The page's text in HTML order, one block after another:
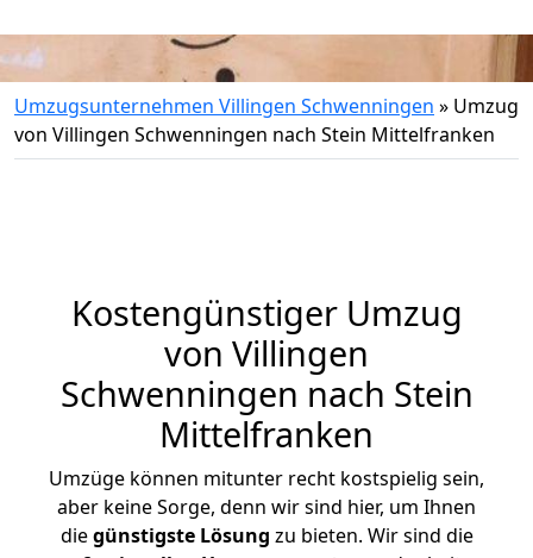
Umzugsunternehmen Villingen Schwenningen » Umzug
von Villingen Schwenningen nach Stein Mittelfranken
Kostengünstiger Umzug
von Villingen
Schwenningen nach Stein
Mittelfranken
Umzüge können mitunter recht kostspielig sein,
aber keine Sorge, denn wir sind hier, um Ihnen
diegünstigste Lösung zu bieten. Wir sind die